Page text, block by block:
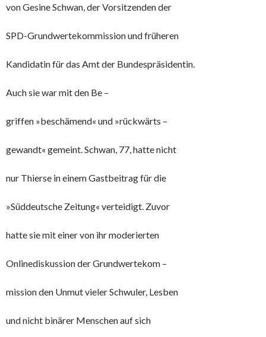
von Gesine Schwan, der Vorsitzenden der
SPD-Grundwertekommission und früheren
Kandidatin für das Amt der Bundespräsidentin.
Auch sie war mit den Be –
griffen »beschämend« und »rückwärts –
gewandt« gemeint. Schwan, 77, hatte nicht
nur Thierse in einem Gastbeitrag für die
»Süddeutsche Zeitung« verteidigt. Zuvor
hatte sie mit einer von ihr moderierten
Onlinediskussion der Grundwertekom –
mission den Unmut vieler Schwuler, Lesben
und nicht binärer Menschen auf sich